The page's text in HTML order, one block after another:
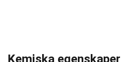
Kemiska egenskaper